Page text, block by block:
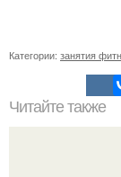
Категории: занятия
Читайте также